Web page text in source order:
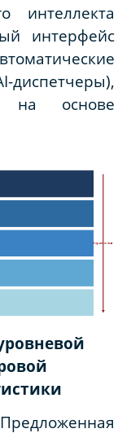
интеллекта
интерфейс
на основе